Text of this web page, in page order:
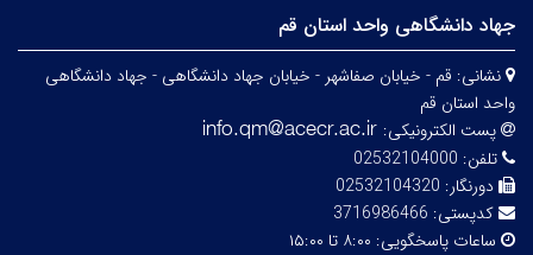
جهاد دانشگاهی واحد استان قم
نشانی: قم - خیابان صفاشهر - خیابان جهاد دانشگاهی - جهاد دانشگاهی
واحد استان قم
پست الکترونیکی:
تلفن: 02532104000
دورنگار: 02532104320
کدپستی: 3716986466
ساعات پاسخگویی: ۸:۰۰ تا ۱۵:۰۰